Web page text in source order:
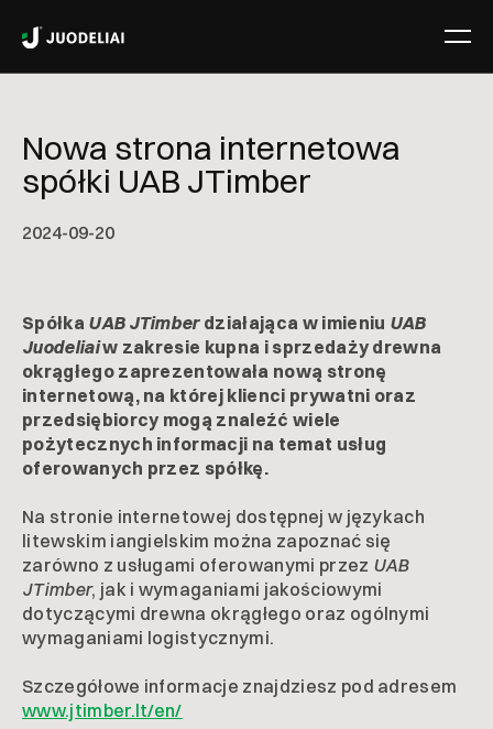
Nowa strona internetowa
spółki UAB JTimber
2024-09-20
Spółka UAB JTimberdziałająca w imieniu UAB
Juodeliaiw zakresie kupna i sprzedaży drewna
okrągłego zaprezentowała nową stronę
internetową, na której klienci prywatni oraz
przedsiębiorcy mogą znaleźć wiele
pożytecznych informacji na temat usług
oferowanych przez spółkę.
Na stronie internetowej dostępnej w językach
litewskim iangielskim można zapoznać się
zarówno z usługami oferowanymi przez UAB
JTimber, jak i wymaganiami jakościowymi
dotyczącymi drewna okrągłego oraz ogólnymi
wymaganiami logistycznymi.
Szczegółowe informacje znajdziesz pod adresem
www.jtimber.lt/en/